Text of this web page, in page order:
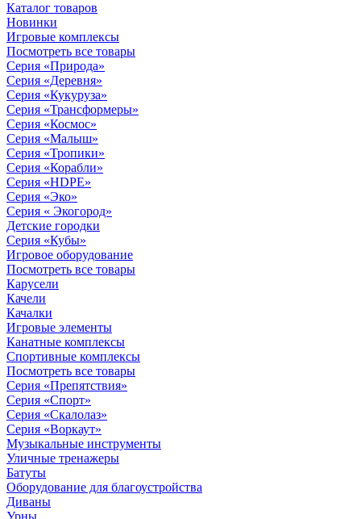
Каталог товаров
Новинки
Игровые комплексы
Посмотреть все товары
Серия «Природа»
Серия «Деревня»
Серия «Кукуруза»
Серия «Трансформеры»
Серия «Космос»
Серия «Малыш»
Серия «Тропики»
Серия «Корабли»
Серия «HDPE»
Серия «Эко»
Серия « Экогород»
Детские городки
Серия «Кубы»
Игровое оборудование
Посмотреть все товары
Карусели
Качели
Качалки
Игровые элементы
Канатные комплексы
Спортивные комплексы
Посмотреть все товары
Серия «Препятствия»
Серия «Спорт»
Серия «Скалолаз»
Серия «Воркаут»
Музыкальные инструменты
Уличные тренажеры
Батуты
Оборудование для благоустройства
Диваны